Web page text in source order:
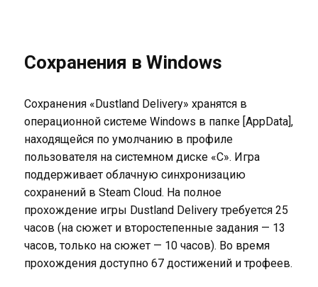
Сохранения в Windows
Сохранения «Dustland Delivery» хранятся в
операционной системе Windows в папке [AppData],
находящейся по умолчанию в профиле
пользователя на системном диске «C». Игра
поддерживает облачную синхронизацию
сохранений в Steam Cloud. На полное
прохождение игры Dustland Delivery требуется 25
часов (на сюжет и второстепенные задания — 13
часов, только на сюжет — 10 часов). Во время
прохождения доступно 67 достижений и трофеев.